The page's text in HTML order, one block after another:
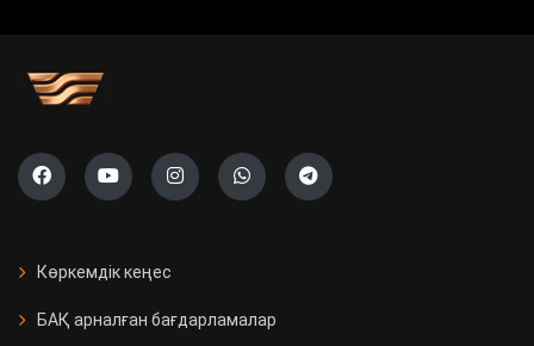
Көркемдік кеңес
БАҚ арналған бағдарламалар